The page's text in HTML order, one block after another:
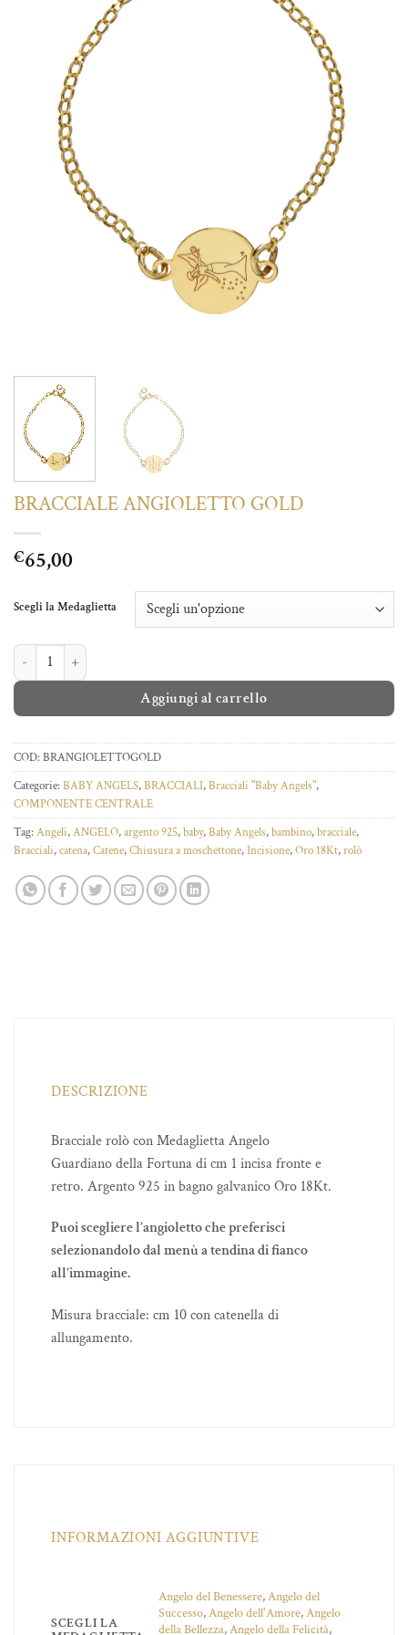
BRACCIALE ANGIOLETTO GOLD
€65,00
Scegli la Medaglietta
BRACCIALE ANGIOLETTO GOLD quantità
Aggiungi al carrello
COD: BRANGIOLETTOGOLD
Categorie: BABY ANGELS,BRACCIALI,Bracciali "Baby Angels",
COMPONENTE CENTRALE
Tag: Angeli,ANGELO,argento 925,baby,Baby Angels,bambino,bracciale,
Bracciali,catena,Catene,Chiusura a moschettone,Incisione,Oro 18Kt,rolò
DESCRIZIONE
Bracciale rolò con Medaglietta Angelo
Guardiano della Fortuna di cm 1 incisa fronte e
retro. Argento 925 in bagno galvanico Oro 18Kt.
Puoi scegliere l’angioletto che preferisci
selezionandolo dal menù a tendina di fianco
all’immagine.
Misura bracciale: cm 10 con catenella di
allungamento.
INFORMAZIONI AGGIUNTIVE
SCEGLI LA
Angelo del Benessere,Angelo del
Successo,Angelo dell'Amore,Angelo
della Bellezza,Angelo della Felicità,